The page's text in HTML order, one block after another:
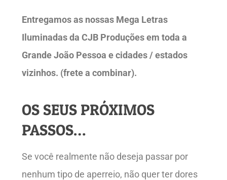
Entregamos as nossas Mega Letras
Iluminadas da CJB Produções em toda a
Grande João Pessoa e cidades / estados
vizinhos. (frete a combinar).
OS SEUS PRÓXIMOS
PASSOS…
Se você realmente não deseja passar por
nenhum tipo de aperreio, não quer ter dores